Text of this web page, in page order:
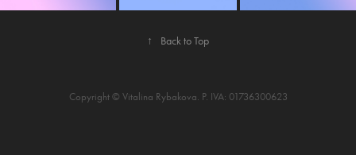
↑ Back to Top
Copyright © Vitalina Rybakova. P. IVA: 01736300623